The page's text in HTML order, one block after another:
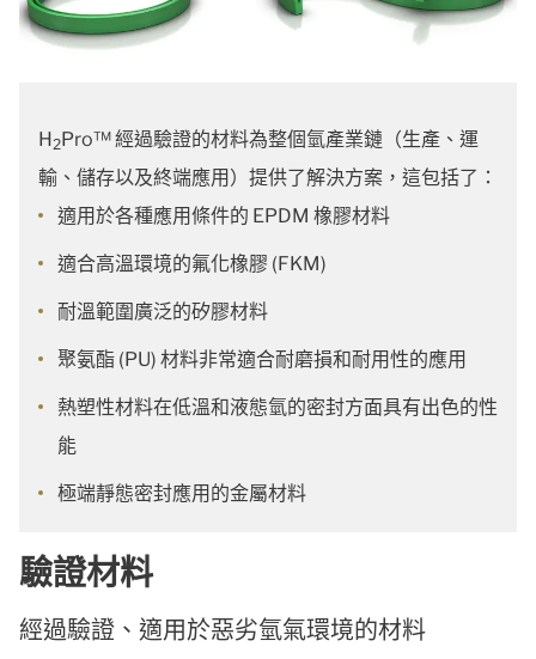
H2Pro™ 經過驗證的材料為整個氫產業鏈（生產、運
輸、儲存以及終端應用）提供了解決方案，這包括了：
適用於各種應用條件的 EPDM 橡膠材料
適合高溫環境的氟化橡膠 (FKM)
耐溫範圍廣泛的矽膠材料
聚氨酯 (PU) 材料非常適合耐磨損和耐用性的應用
熱塑性材料在低溫和液態氫的密封方面具有出色的性
能
極端靜態密封應用的金屬材料
驗證材料
經過驗證、適用於惡劣氫氣環境的材料